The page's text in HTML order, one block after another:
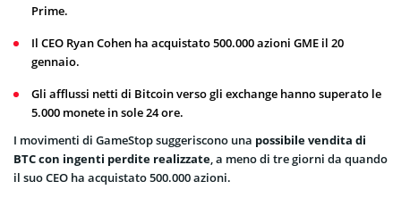
Prime.
Il CEO Ryan Cohen ha acquistato 500.000 azioni GME il 20
gennaio.
Gli afflussi netti di Bitcoin verso gli exchange hanno superato le
5.000 monete in sole 24 ore.
I movimenti di GameStop suggeriscono una possibile vendita di
BTC con ingenti perdite realizzate, a meno di tre giorni da quando
il suo CEO ha acquistato 500.000 azioni.